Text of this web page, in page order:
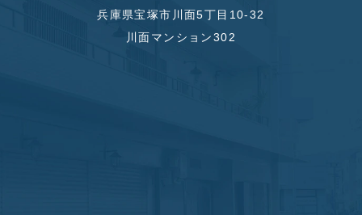
兵庫県宝塚市川面5丁目10-32
川面マンション302